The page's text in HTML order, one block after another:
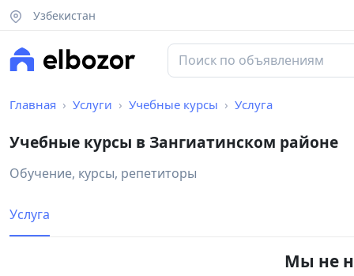
Узбекистан
Главная Услуги Учебные курсы Услуга
Учебные курсы в Зангиатинском районе
Обучение, курсы, репетиторы
Услуга
Мы не